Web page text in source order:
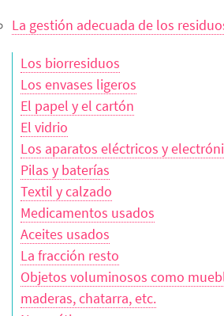
La gestión adecuada de los
Los biorresiduos
Los envases ligeros
El papel y el cartón
El vidrio
Los aparatos eléctricos y
Pilas y baterías
Textil y calzado
Medicamentos usados
Aceites usados
La fracción resto
Objetos voluminosos como
maderas, chatarra, etc.